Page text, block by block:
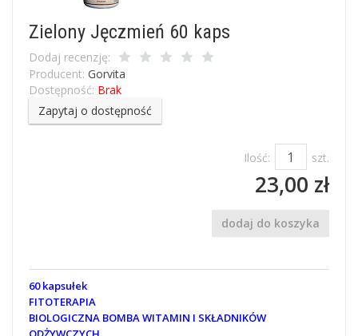
Zielony Jęczmień 60 kaps
Dodaj recenzję:
Producent: Gorvita
Dostępność: Brak
Zapytaj o dostępność
Ilość: szt.
23,00 zł
dodaj do koszyka
60 kapsułek
FITOTERAPIA
BIOLOGICZNA BOMBA WITAMIN I SKŁADNIKÓW